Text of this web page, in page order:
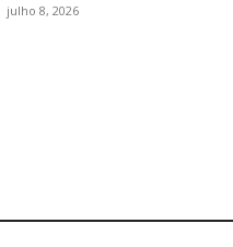
julho 8, 2026